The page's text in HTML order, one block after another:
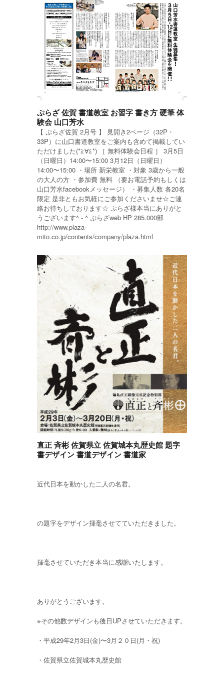
ぷらざ 佐賀 書道教室 お習字 書き方 硬筆 体
験会 山口芳水
【 ぷらざ佐賀 2月号 】 見開き2ページ（32P・
33P）に山口書道教室をご案内も含めて掲載してい
ただけました(*≧∀≦*) ［ 無料体験会日程 ］ 3月5日
（日曜日）14:00〜15:00 3月12日（日曜日）
14:00〜15:00 ・場所 新栄教室 ・対象 3歳から一般
の大人の方 ・参加費 無料 （要お電話予約もしくは
山口芳水facebookメッセージ） ・募集人数 各20名
限定 是非ともお気軽にご参加くださいませ☆ご連
絡お待ちしております☆ ぷらざ様本当にありがと
うございます^ - ^ ぷらざweb HP 285.000部
http://www.plaza-
mito.co.jp/contents/company/plaza.html
直正 斉彬 佐賀県立 佐賀城本丸歴史館 題字
書デザイン 書道デザイン 書道家
近代日本を動かした二人の名君。
の題字をデザイン揮毫させてていただきました。
揮毫させていただき本当に感謝いたします。
ありがとうございます。
※その他数デザインも後日UPさせていただきます。
・平成29年2月3日(金)〜3月２０日(月・祝)
・佐賀県立佐賀城本丸歴史館